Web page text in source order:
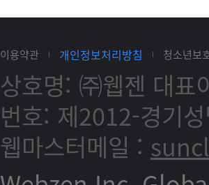
이용약관 개인정보처리방침 청소년보
상호명: ㈜웹젠 대표
번호: 제2012-경기
웹마스터메일 :